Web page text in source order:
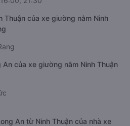
Thuận của xe giường nằm Ninh
của xe giường nằm Ninh Thuận
An từ Ninh Thuận của nhà xe